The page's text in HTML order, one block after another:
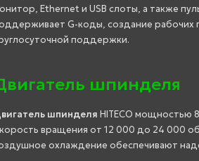
Ethernet и USB слоты, а также
G-коды, создание
поддержки.
шпинделя
шпинделя HITECO мощностью
вращения от 12 000 до 24 000
охлаждение обеспечивают